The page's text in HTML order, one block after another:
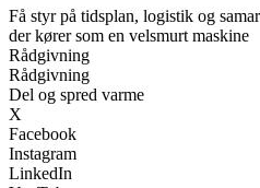
Få styr på tidsplan, logistik og
der kører som en velsmurt maskine
Rådgivning
Rådgivning
Del og spred varme
X
Facebook
Instagram
LinkedIn